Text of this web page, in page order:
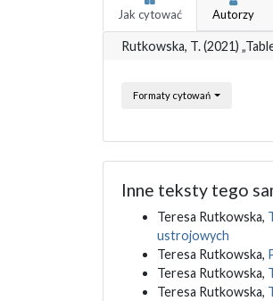
Jak cytować Autorzy
Rutkowska, T. (2021)
Formaty cytowań
Inne teksty tego
Teresa Rutkowska,
ustrojowych
Teresa Rutkowska,
Teresa Rutkowska,
Teresa Rutkowska,